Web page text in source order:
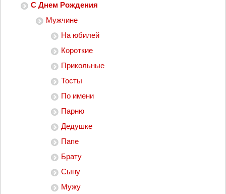
С Днем Рождения
Мужчине
На юбилей
Короткие
Прикольные
Тосты
По имени
Парню
Дедушке
Папе
Брату
Сыну
Мужу